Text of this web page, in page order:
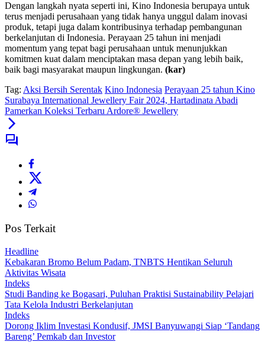
Dengan langkah nyata seperti ini, Kino Indonesia berupaya untuk
terus menjadi perusahaan yang tidak hanya unggul dalam inovasi
produk, tetapi juga dalam kontribusinya terhadap pembangunan
berkelanjutan di Indonesia. Perayaan 25 tahun ini menjadi
momentum yang tepat bagi perusahaan untuk menunjukkan
komitmen kuat dalam menciptakan masa depan yang lebih baik,
baik bagi masyarakat maupun lingkungan. (kar)
Tag: Aksi Bersih Serentak Kino Indonesia Perayaan 25 tahun Kino
Surabaya International Jewellery Fair 2024, Hartadinata Abadi
Pamerkan Koleksi Terbaru Ardore® Jewellery
Pos Terkait
Headline
Kebakaran Bromo Belum Padam, TNBTS Hentikan Seluruh
Aktivitas Wisata
Indeks
Studi Banding ke Bogasari, Puluhan Praktisi Sustainability Pelajari
Tata Kelola Industri Berkelanjutan
Indeks
Dorong Iklim Investasi Kondusif, JMSI Banyuwangi Siap ‘Tandang
Bareng’ Pemkab dan Investor